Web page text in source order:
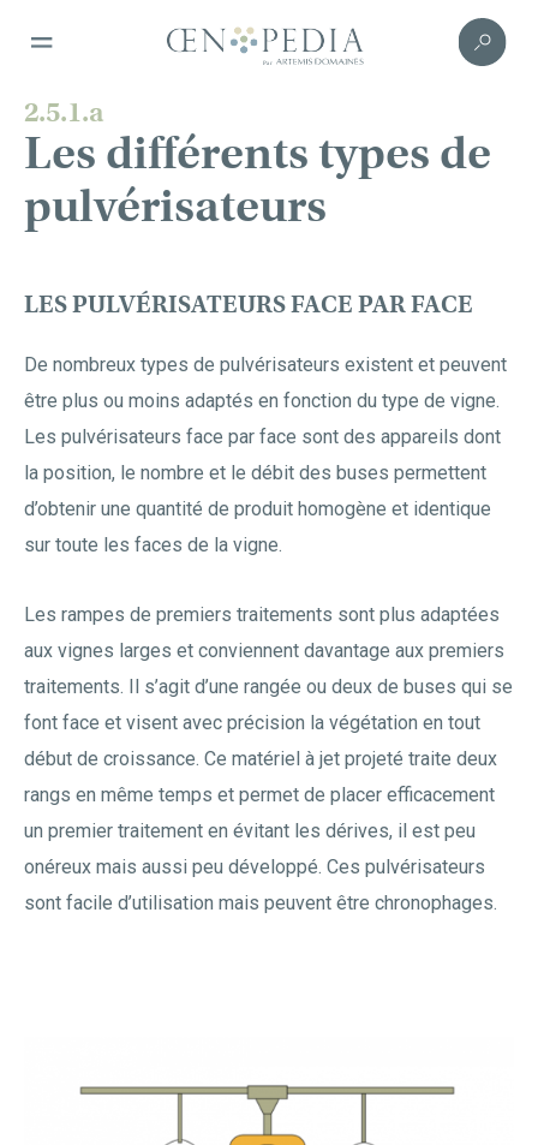
2.5.1.a
Les différents types de
pulvérisateurs
LES PULVÉRISATEURS FACE PAR FACE
De nombreux types de pulvérisateurs existent et peuvent
être plus ou moins adaptés en fonction du type de vigne.
Les pulvérisateurs face par face sont des appareils dont
la position, le nombre et le débit des buses permettent
d’obtenir une quantité de produit homogène et identique
sur toute les faces de la vigne.
Les rampes de premiers traitements sont plus adaptées
aux vignes larges et conviennent davantage aux premiers
traitements. Il s’agit d’une rangée ou deux de buses qui se
font face et visent avec précision la végétation en tout
début de croissance. Ce matériel à jet projeté traite deux
rangs en même temps et permet de placer efficacement
un premier traitement en évitant les dérives, il est peu
onéreux mais aussi peu développé. Ces pulvérisateurs
sont facile d’utilisation mais peuvent être chronophages.